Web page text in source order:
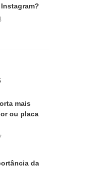
mais
ou placa
da